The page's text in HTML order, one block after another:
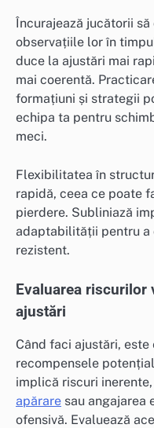
Încurajează jucătorii
observațiile lor în
duce la ajustări mai
mai coerentă.
formațiuni și strategii
echipa ta pentru
meci.
Flexibilitatea în
rapidă, ceea ce poate
pierdere. Subliniază
adaptabilității pentru a
rezistent.
Evaluarea riscurilor
ajustări
Când faci ajustări,
recompensele
implică riscuri
apărare sau angajarea
ofensivă. Evaluează